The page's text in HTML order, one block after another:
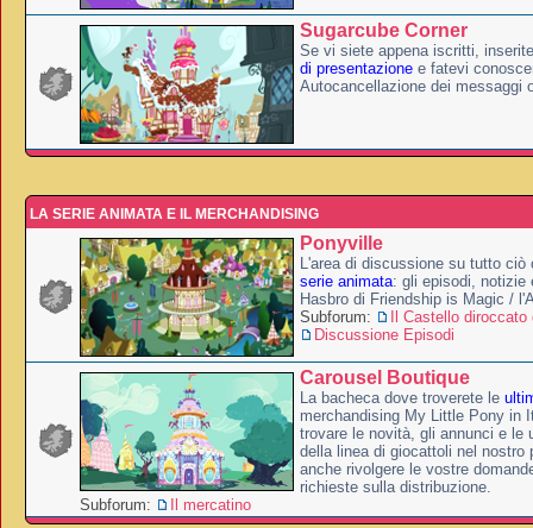
Sugarcube Corner
Se vi siete appena iscritti,
di presentazione e fatevi
Autocancellazione dei messaggi
LA SERIE ANIMATA E IL MERCHANDISING
Ponyville
L'area di discussione su tutto ciò
serie animata: gli episodi, notizie
Hasbro di Friendship is Magic /
Subforum:
Il Castello
Discussione Episodi
Carousel Boutique
La bacheca dove troverete le
merchandising My Little Pony in
trovare le novità, gli annunci e le
della linea di giocattoli nel nostro
anche rivolgere le vostre
richieste sulla distribuzione.
Subforum:
Il mercatino